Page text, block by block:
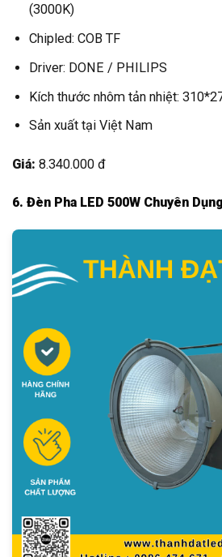
(3000K)
Chipled: COB TF
Driver: DONE / PHILIPS
Kích thước nhôm tản nhiệt:
Sản xuất tại Việt Nam
Giá: 8.340.000 đ
6. Đèn Pha LED 500W Chuyên